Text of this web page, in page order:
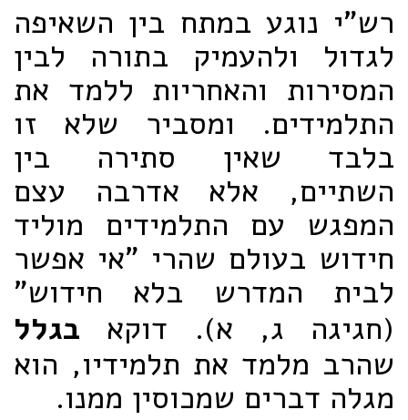
רש"י נוגע במתח בין השאיפה
לגדול ולהעמיק בתורה לבין
המסירות והאחריות ללמד את
התלמידים. ומסביר שלא זו
בלבד שאין סתירה בין
השתיים, אלא אדרבה עצם
המפגש עם התלמידים מוליד
חידוש בעולם שהרי "אי אפשר
לבית המדרש בלא חידוש"
(חגיגה ג, א). דוקא בגלל
שהרב מלמד את תלמידיו, הוא
מגלה דברים שמכוסין ממנו.